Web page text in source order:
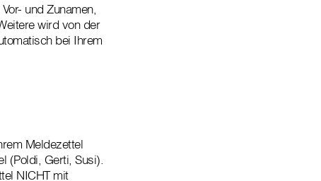
und Zunamen,
wird von der
bei Ihrem
Meldezettel
(Poldi, Gerti, Susi).
NICHT mit